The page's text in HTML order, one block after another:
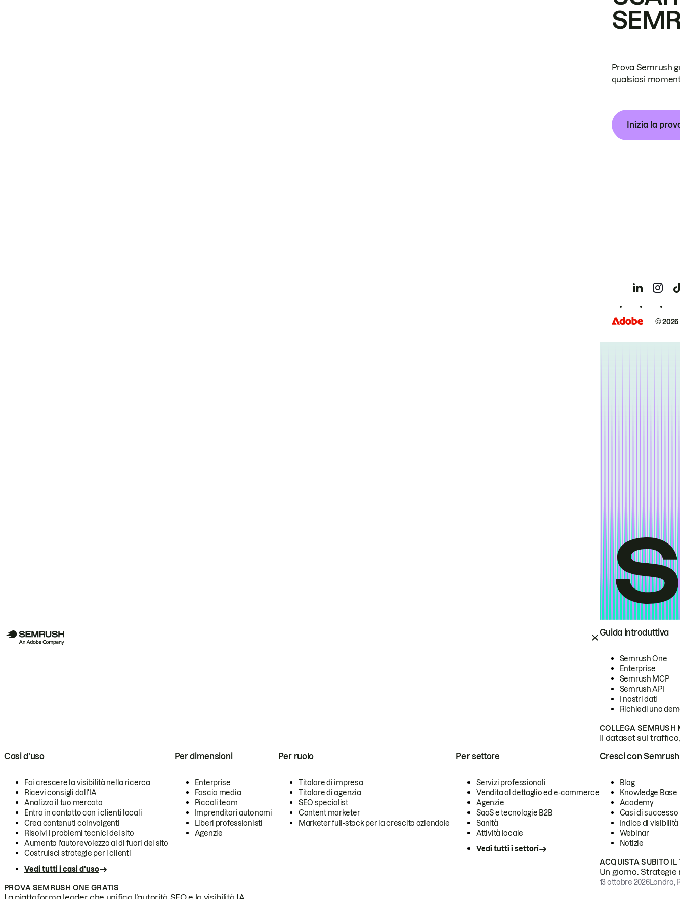
Guida introduttiva
Semrush One
Enterprise
Semrush MCP
Semrush API
I nostri dati
Richiedi una
COLLEGA SEMRUSH
Il dataset sul
Casi d'uso
Fai crescere la visibilità nella ricerca
Ricevi consigli dall'IA
Analizza il tuo mercato
Entra in contatto con i clienti locali
Crea contenuti coinvolgenti
Risolvi i problemi tecnici del sito
Aumenta l'autorevolezza al di fuori del sito
Costruisci strategie per i clienti
Vedi tutti i casi d'uso
Per dimensioni
Enterprise
Fascia media
Piccoli team
Imprenditori autonomi
Liberi professionisti
Agenzie
Per ruolo
Titolare di impresa
Titolare di agenzia
SEO specialist
Content marketer
Marketer full-stack per la crescita aziendale
Per settore
Servizi professionali
Vendita al dettaglio ed e-commerce
Agenzie
SaaS e tecnologie B2B
Sanità
Attività locale
Vedi tutti i settori
PROVA SEMRUSH ONE GRATIS
La piattaforma leader che unifica l'autorità SEO e la visibilità IA.
Cresci con Semrush
Blog
Knowledge Base
Academy
Casi di successo
Indice di visibilità
Webinar
Notizie
ACQUISTA SUBITO IL
Un giorno.
13 ottobre 2026Londra,
Prova Semrush
qualsiasi
Inizia la
©